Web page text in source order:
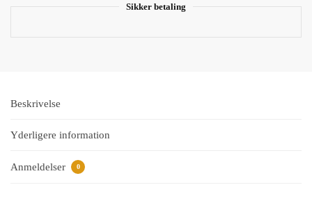
Sikker betaling
Beskrivelse
Yderligere information
Anmeldelser 0